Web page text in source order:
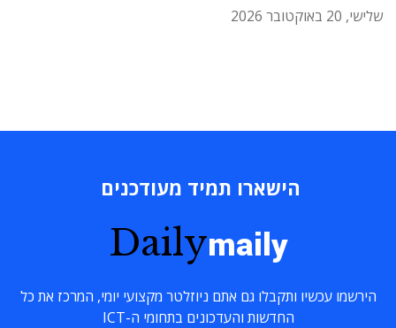
שלישי, 20 באוקטובר 2026
הישארו תמיד מעודכנים
Dailymaily
הירשמו עכשיו ותקבלו גם אתם ניוזלטר מקצועי יומי, המרכז את כל
החדשות והעדכונים בתחומי ה-ICT